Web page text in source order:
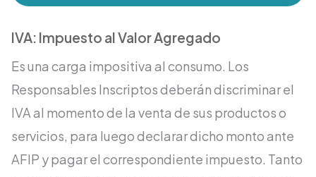
IVA: Impuesto al Valor Agregado
Es una carga impositiva al consumo. Los
Responsables Inscriptos deberán discriminar el
IVA al momento de la venta de sus productos o
servicios, para luego declarar dicho monto ante
AFIP y pagar el correspondiente impuesto. Tanto